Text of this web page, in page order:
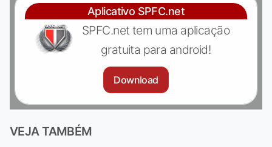
Aplicativo SPFC.net
SPFC.net tem uma aplicação
gratuita para android!
Download
VEJA TAMBÉM